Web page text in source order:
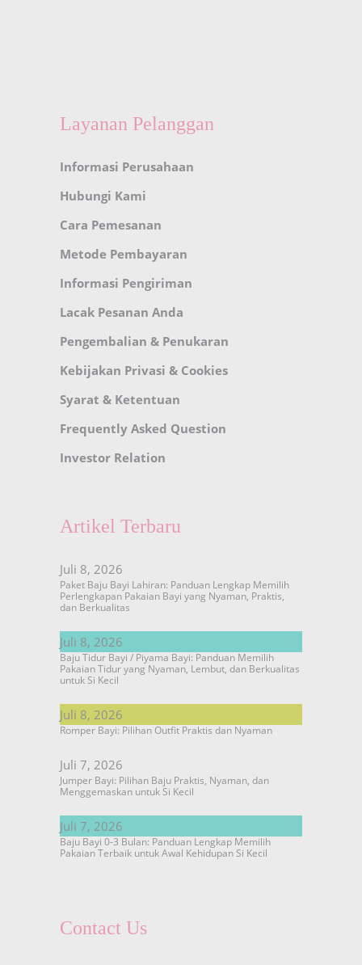
Layanan Pelanggan
Informasi Perusahaan
Hubungi Kami
Cara Pemesanan
Metode Pembayaran
Informasi Pengiriman
Lacak Pesanan Anda
Pengembalian & Penukaran
Kebijakan Privasi & Cookies
Syarat & Ketentuan
Frequently Asked Question
Investor Relation
Artikel Terbaru
Juli 8, 2026
Paket Baju Bayi Lahiran: Panduan Lengkap Memilih
Perlengkapan Pakaian Bayi yang Nyaman, Praktis,
dan Berkualitas
Juli 8, 2026
Baju Tidur Bayi / Piyama Bayi: Panduan Memilih
Pakaian Tidur yang Nyaman, Lembut, dan Berkualitas
untuk Si Kecil
Juli 8, 2026
Romper Bayi: Pilihan Outfit Praktis dan Nyaman
Juli 7, 2026
Jumper Bayi: Pilihan Baju Praktis, Nyaman, dan
Menggemaskan untuk Si Kecil
Juli 7, 2026
Baju Bayi 0-3 Bulan: Panduan Lengkap Memilih
Pakaian Terbaik untuk Awal Kehidupan Si Kecil
Contact Us